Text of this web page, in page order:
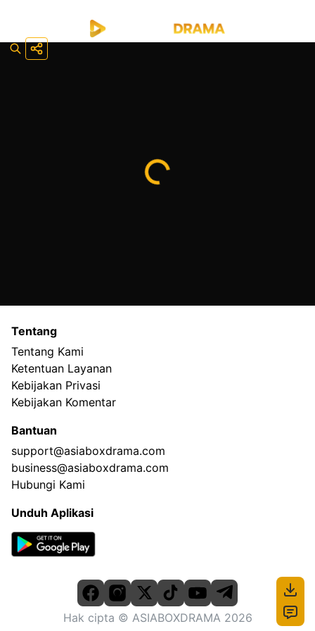
Tentang
Tentang Kami
Ketentuan Layanan
Kebijakan Privasi
Kebijakan Komentar
Bantuan
support@asiaboxdrama.com
business@asiaboxdrama.com
Hubungi Kami
Unduh Aplikasi
Hak cipta © ASIABOXDRAMA 2026